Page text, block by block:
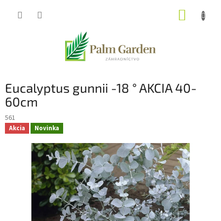
Eucalyptus gunnii -18 ° AKCIA 40-
60cm
561
Akcia Novinka